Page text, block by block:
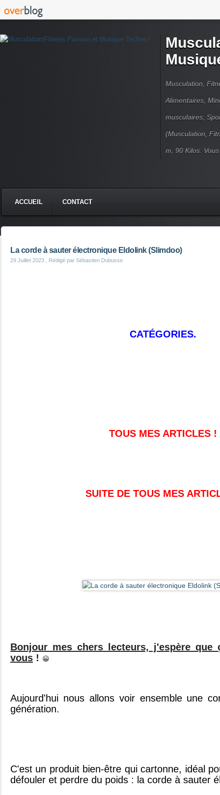
Musculation,
Alimentaires,
musculaires,
(Musculation,
m, 90 Kilos.
ACCUEIL CONTACT
La corde à sauter électronique Eldolink (Slimdoo)
29 Juillet 2023 , Rédigé par Sébastien Dubusse
CATÉGORIES.
TOUS MES ARTICLES !
SUITE DE TOUS MES
Bonjour mes chers lecteurs, j'espère que
vous ! 😀
Aujourd'hui nous allons voir ensemble une
génération.
C'est un produit bien-être qui cartonne, idéal
défouler et perdre du poids : la corde à sauter